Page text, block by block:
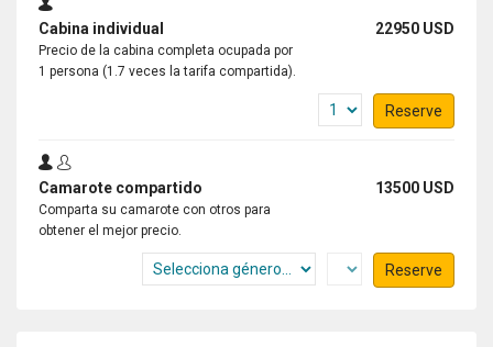
Cabina individual 22950 USD
Precio de la cabina completa ocupada por
1 persona (1.7 veces la tarifa compartida).
Reserve
Camarote compartido 13500 USD
Comparta su camarote con otros para
obtener el mejor precio.
Reserve